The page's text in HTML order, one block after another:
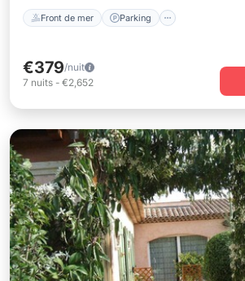
Front de mer Parking
€379/nuit
7 nuits - €2,652